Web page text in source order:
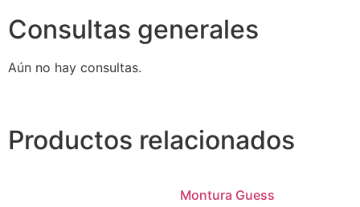
Consultas generales
Aún no hay consultas.
Productos relacionados
Montura Guess